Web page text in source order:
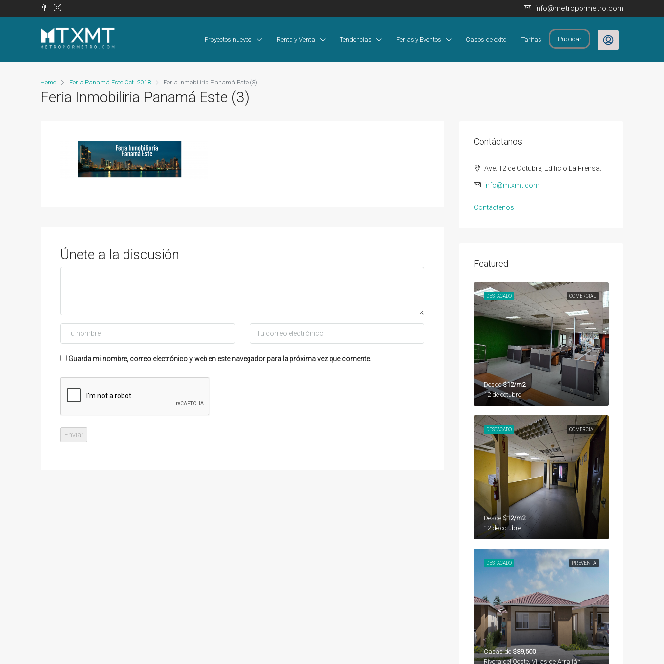
info@metropormetro.com
Proyectos nuevos Renta y Venta Tendencias Ferias y Eventos Casos de éxito Tarifas Publicar
Home Feria Panamá Este Oct. 2018 Feria Inmobiliria Panamá Este (3)
Feria Inmobiliria Panamá Este (3)
Únete a la discusión
Guarda mi nombre, correo electrónico y web en este navegador para la próxima vez que comente.
Contáctanos
Ave. 12 de Octubre, Edificio La Prensa.
info@mtxmt.com
Contáctenos
Featured
COMERCIAL
DESTACADO
Desde$12/m2
12 de octubre
COMERCIAL
DESTACADO
Desde $12/m2
12 de octubre
PREVENTA
DESTACADO
Casas de $89,500
Rivera del Oeste, Villas de Arraiján